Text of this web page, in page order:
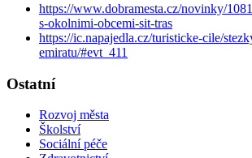
https://www.dobramesta.cz/novinky/
s-okolnimi-obcemi-sit-tras
https://ic.napajedla.cz/turisticke-cile/
emiratu/#evt_411
Ostatní
Rozvoj města
Školství
Sociální péče